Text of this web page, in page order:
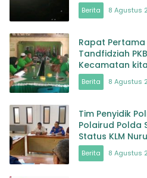
Berita 8 Agustus
Rapat
Tandfidziah
Kecamatan
Tokoh
Berita 8 Agustus
Tim Penyidik
Polairud Polda
Status KLM
Penyidikan
Berita 8 Agustus